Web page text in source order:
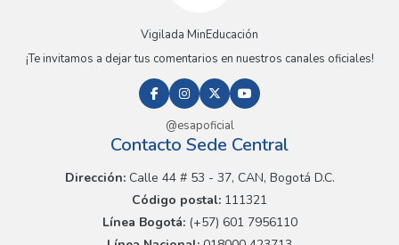
Vigilada MinEducación
¡Te invitamos a dejar tus comentarios en nuestros canales oficiales!
@esapoficial
Contacto Sede Central
Dirección:Calle 44 # 53 - 37, CAN, Bogotá D.C.
Código postal: 111321
Línea Bogotá:(+57) 601 7956110